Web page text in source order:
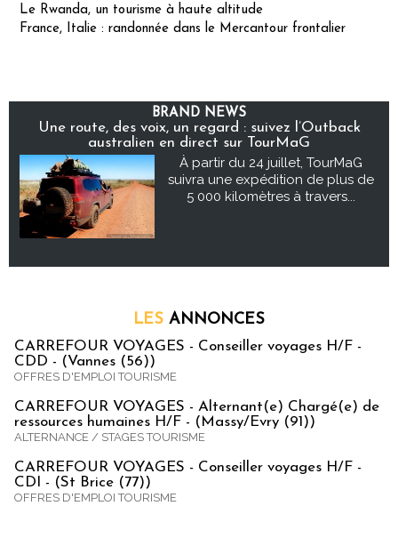
Le Rwanda, un tourisme à haute altitude
France, Italie : randonnée dans le Mercantour frontalier
BRAND NEWS
Une route, des voix, un regard : suivez l’Outback
australien en direct sur TourMaG
À partir du 24 juillet, TourMaG
suivra une expédition de plus de
5 000 kilomètres à travers...
LES ANNONCES
CARREFOUR VOYAGES - Conseiller voyages H/F -
CDD - (Vannes (56))
OFFRES D'EMPLOI TOURISME
CARREFOUR VOYAGES - Alternant(e) Chargé(e) de
ressources humaines H/F - (Massy/Evry (91))
ALTERNANCE / STAGES TOURISME
CARREFOUR VOYAGES - Conseiller voyages H/F -
CDI - (St Brice (77))
OFFRES D'EMPLOI TOURISME